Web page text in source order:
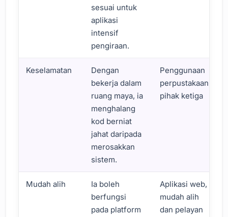
sesuai untuk
aplikasi
intensif
pengiraan.
Keselamatan
Dengan
bekerja dalam
ruang maya, ia
menghalang
kod berniat
jahat daripada
merosakkan
sistem.
Penggunaan
perpustakaan
pihak ketiga
Mudah alih
Ia boleh
berfungsi
pada platform
Aplikasi web,
mudah alih
dan pelayan